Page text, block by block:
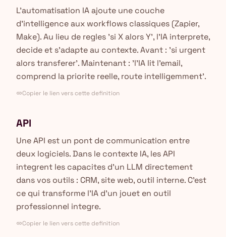
L'automatisation IA ajoute une couche
d'intelligence aux workflows classiques (Zapier,
Make). Au lieu de regles 'si X alors Y', l'IA interprete,
decide et s'adapte au contexte. Avant : 'si urgent
alors transferer'. Maintenant : 'l'IA lit l'email,
comprend la priorite reelle, route intelligemment'.
linkCopier le lien vers cette definition
API
Une API est un pont de communication entre
deux logiciels. Dans le contexte IA, les API
integrent les capacites d'un LLM directement
dans vos outils : CRM, site web, outil interne. C'est
ce qui transforme l'IA d'un jouet en outil
professionnel integre.
linkCopier le lien vers cette definition